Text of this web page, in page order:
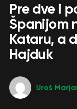
Pre dve i
Španijom
Kataru, a
Hajduk
Uroš